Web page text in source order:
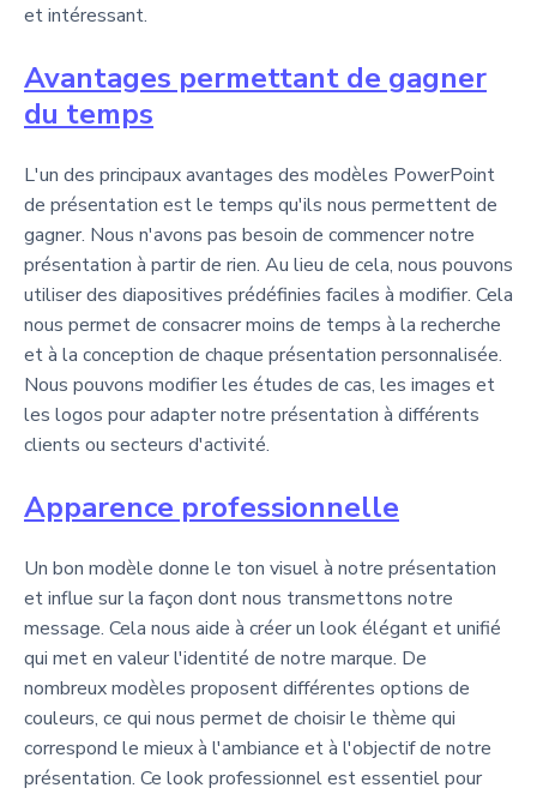
et intéressant.
Avantages permettant de gagner
du temps
L'un des principaux avantages des modèles PowerPoint
de présentation est le temps qu'ils nous permettent de
gagner. Nous n'avons pas besoin de commencer notre
présentation à partir de rien. Au lieu de cela, nous pouvons
utiliser des diapositives prédéfinies faciles à modifier. Cela
nous permet de consacrer moins de temps à la recherche
et à la conception de chaque présentation personnalisée.
Nous pouvons modifier les études de cas, les images et
les logos pour adapter notre présentation à différents
clients ou secteurs d'activité.
Apparence professionnelle
Un bon modèle donne le ton visuel à notre présentation
et influe sur la façon dont nous transmettons notre
message. Cela nous aide à créer un look élégant et unifié
qui met en valeur l'identité de notre marque. De
nombreux modèles proposent différentes options de
couleurs, ce qui nous permet de choisir le thème qui
correspond le mieux à l'ambiance et à l'objectif de notre
présentation. Ce look professionnel est essentiel pour